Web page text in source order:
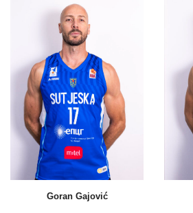
Goran Gajović